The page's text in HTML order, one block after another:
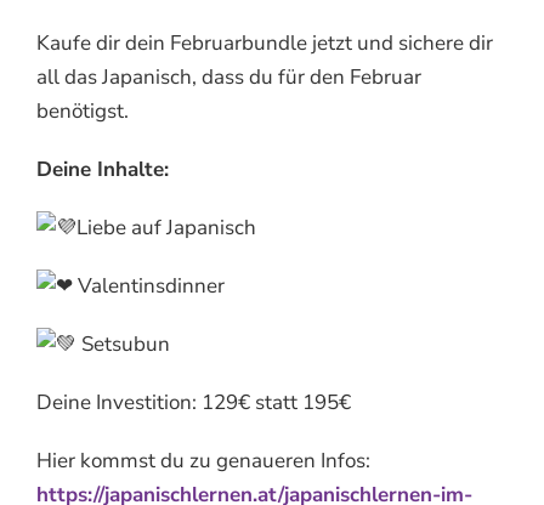
Kaufe dir dein Februarbundle jetzt und sichere dir
all das Japanisch, dass du für den Februar
benötigst.
Deine Inhalte:
Liebe auf Japanisch
Valentinsdinner
Setsubun
Deine Investition: 129€ statt 195€
Hier kommst du zu genaueren Infos:
https://japanischlernen.at/japanischlernen-im-